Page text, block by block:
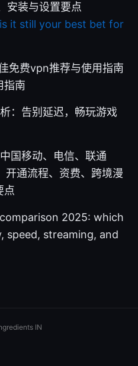
安装与设置要点
it still your best bet for
免费vpn推荐与使用指南
指南
：告别延迟，畅玩游戏
国移动、电信、联通
开通流程、资费、跨境漫
点
2025: which
speed, streaming, and
IN